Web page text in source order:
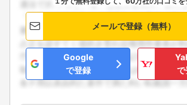
メールで登録（無料）
Google
で登録